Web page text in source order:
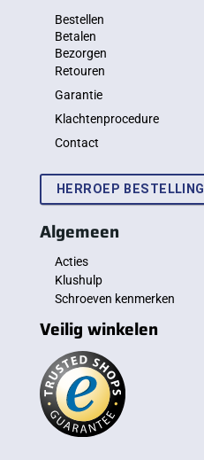
Bestellen
Betalen
Bezorgen
Retouren
Garantie
Klachtenprocedure
Contact
HERROEP BESTELLING
Algemeen
Acties
Klushulp
Schroeven kenmerken
Veilig winkelen